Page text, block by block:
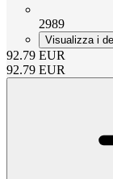
2989
Visualizza i
92.79 EUR
92.79 EUR